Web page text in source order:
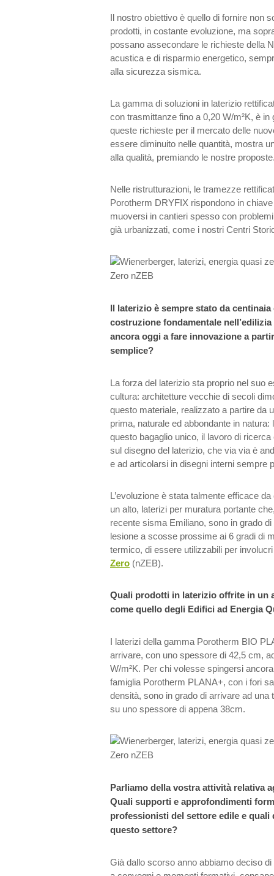
Il nostro obiettivo è quello di fornire non
prodotti, in costante evoluzione, ma
possano assecondare le richieste della
acustica e di risparmio energetico,
alla sicurezza sismica.
La gamma di soluzioni in laterizio
con trasmittanze fino a 0,20 W/m²K, è
queste richieste per il mercato delle
essere diminuito nelle quantità, mostra
alla qualità, premiando le nostre
Nelle ristrutturazioni, le tramezze
Porotherm DRYFIX rispondono in
muoversi in cantieri spesso con
già urbanizzati, come i nostri Centri
Il laterizio è sempre stato da
costruzione fondamentale
ancora oggi a fare innovazione a
semplice?
La forza del laterizio sta proprio nel suo
cultura: architetture vecchie di secoli
questo materiale, realizzato a partire da
prima, naturale ed abbondante in natura:
questo bagaglio unico, il lavoro di
sul disegno del laterizio, che via via è
e ad articolarsi in disegni interni sempre
L’evoluzione è stata talmente efficace
un alto, laterizi per muratura portante
recente sisma Emiliano, sono in grado
lesione a scosse prossime ai 6 gradi di
termico, di essere utilizzabili per
Zero (nZEB).
Quali prodotti in laterizio offrite in un
come quello degli Edifici ad Energia
I laterizi della gamma Porotherm BIO
arrivare, con uno spessore di 42,5 cm,
W/m²K. Per chi volesse spingersi
famiglia Porotherm PLANA+, con i fori
densità, sono in grado di arrivare ad una
su uno spessore di appena 38cm.
Parliamo della vostra attività relativa
Quali supporti e approfondimenti
professionisti del settore edile e
questo settore?
Già dallo scorso anno abbiamo deciso di